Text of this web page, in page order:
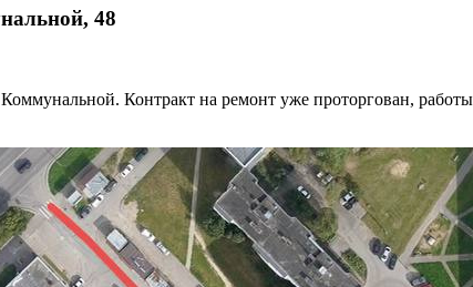
48
Контракт на ремонт уже проторгован,